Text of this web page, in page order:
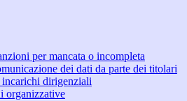
per mancata o incompleta
dei dati da parte dei titolari
dirigenziali
organizzative